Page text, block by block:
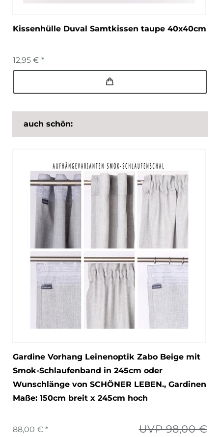
Kissenhülle Duval Samtkissen taupe 40x40cm
12,95 € *
auch schön:
Gardine Vorhang Leinenoptik Zabo Beige mit
Smok-Schlaufenband in 245cm oder
Wunschlänge von SCHÖNER LEBEN., Gardinen
Maße: 150cm breit x 245cm hoch
UVP 98,00 €
88,00 € *